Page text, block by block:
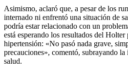
Asimismo, aclaró que, a pesar de los
internado ni enfrentó una situación de
podría estar relacionado con un
está esperando los resultados del
hipertensión: «No pasó nada grave,
precauciones», comentó, subrayando
salud.